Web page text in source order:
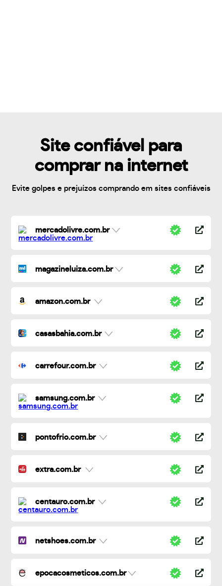
Site confiável para
comprar na internet
Evite golpes e prejuízos comprando em sites confiáveis
mercadolivre.com.br
magazineluiza.com.br
amazon.com.br
casasbahia.com.br
carrefour.com.br
samsung.com.br
pontofrio.com.br
extra.com.br
centauro.com.br
netshoes.com.br
epocacosmeticos.com.br